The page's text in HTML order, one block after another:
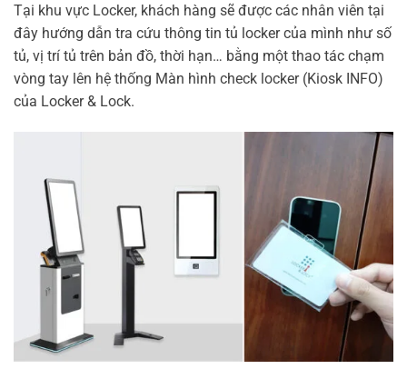
Tại khu vực Locker, khách hàng sẽ được các nhân viên tại
đây hướng dẫn tra cứu thông tin tủ locker của mình như số
tủ, vị trí tủ trên bản đồ, thời hạn… bằng một thao tác chạm
vòng tay lên hệ thống Màn hình check locker (Kiosk INFO)
của Locker & Lock.